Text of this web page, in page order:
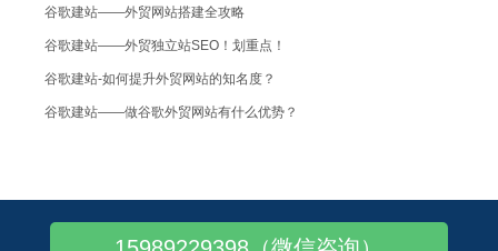
谷歌建站——外贸网站搭建全攻略
谷歌建站——外贸独立站SEO！划重点！
谷歌建站-如何提升外贸网站的知名度？
谷歌建站——做谷歌外贸网站有什么优势？
Google外贸建站推广-如何提炼广告语..